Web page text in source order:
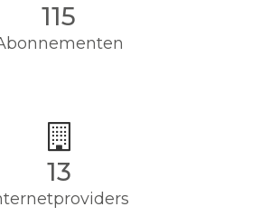
115
13